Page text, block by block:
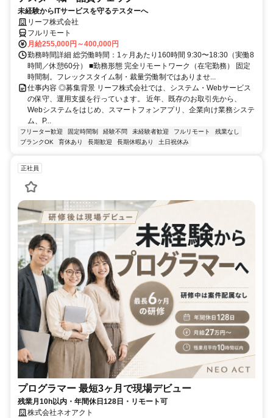
未経験からITサービスを守るテスターへ
リーフ株式会社
フルリモート
月給255,000円～400,000円
勤務時間詳細 総労働時間：1ヶ月あたり160時間 9:30〜18:30（実働8
時間／休憩60分） ■勤務形態 完全リモートワーク（在宅勤務） 固定
時間制。フレックスタイム制・裁量労働制ではありませ...
仕事内容 ◎募集背景 リーフ株式会社では、システム・Webサービス
の保守、運用支援を行っています。 近年、既存のお取引先から、
Webシステムをはじめ、スマートフォンアプリ、企業向け業務システ
ム、P...
フリーター歓迎 固定時間制 経験不問 未経験者歓迎 フルリモート
残業なし
ブランクOK
育休あり 長期歓迎 長期休暇あり 土日祝休み
正社員
プログラマー 最短3ヶ月で現場デビュー
残業月10h以内・年間休日128日・リモート可
株式会社ネオアクト